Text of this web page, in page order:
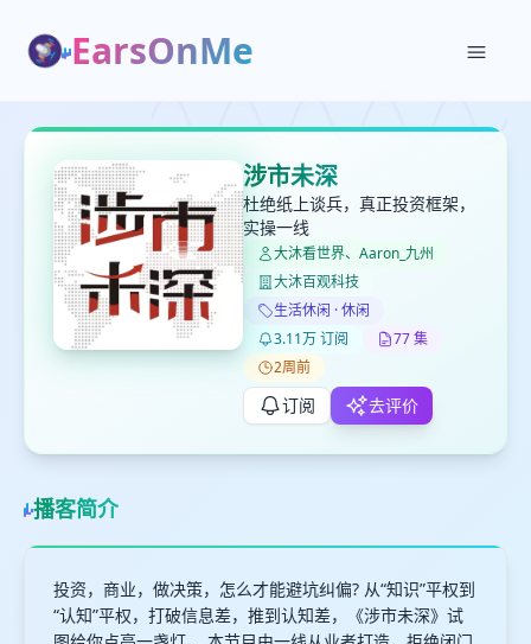
EarsOnMe
涉市未深
杜绝纸上谈兵，真正投资框架，
实操一线
大沐看世界、Aaron_九州
大沐百观科技
生活休闲 · 休闲
3.11万 订阅
77 集
2周前
订阅 去评价
播客简介
投资，商业，做决策，怎么才能避坑纠偏? 从“知识”平权到
“认知”平权，打破信息差，推到认知差，《涉市未深》试
打分
键盘下留人
删除确认
取消
加入播单